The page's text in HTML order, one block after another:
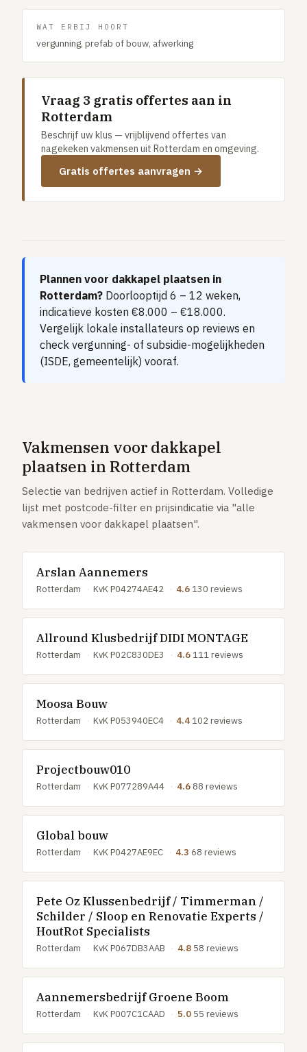
TUIN
Tuin aanleg of renovatie
CV-ketel vervangen
Warmtepomp plaatsen
Vloerverwarming aanleggen
Thermostaat installeren
Spouwmuur isoleren
ELEKTRA
Groepenkast vervangen
Elektra uitbreiden
Volledig overzicht — alle 23 klussen & prijsranges →
23 klussen · publieke ranking
GRATIS TOOLS
Eerlijke-prijs-checker
Besparingscalculator
Subsidie-checker
Word vakman
Inloggen
WAT ERBIJ HOORT
vergunning, prefab of bouw, afwerking
Vraag 3 gratis offertes aan in
Rotterdam
Beschrijf uw klus — vrijblijvend offertes van
nagekeken vakmensen uit Rotterdam en omgeving.
Gratis offertes aanvragen →
Plannen voor dakkapel plaatsen in
Rotterdam? Doorlooptijd 6 – 12 weken,
indicatieve kosten €8.000 – €18.000.
Vergelijk lokale installateurs op reviews en
check vergunning- of subsidie-mogelijkheden
(ISDE, gemeentelijk) vooraf.
Vakmensen voor dakkapel
plaatsen in Rotterdam
Selectie van bedrijven actief in Rotterdam. Volledige
lijst met postcode-filter en prijsindicatie via "alle
vakmensen voor dakkapel plaatsen".
Arslan Aannemers
Rotterdam · KvK P04274AE42 · 4.6 130 reviews
Allround Klusbedrijf DIDI MONTAGE
Rotterdam · KvK P02C830DE3 · 4.6 111 reviews
Moosa Bouw
Rotterdam · KvK P053940EC4 · 4.4 102 reviews
Projectbouw010
Rotterdam · KvK P077289A44 · 4.6 88 reviews
Global bouw
Rotterdam · KvK P0427AE9EC · 4.3 68 reviews
Pete Oz Klussenbedrijf / Timmerman /
Schilder / Sloop en Renovatie Experts /
HoutRot Specialists
Rotterdam · KvK P067DB3AAB · 4.8 58 reviews
Aannemersbedrijf Groene Boom
Rotterdam · KvK P007C1CAAD · 5.0 55 reviews